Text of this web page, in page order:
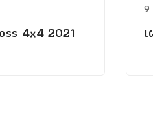
4x4 2021
9